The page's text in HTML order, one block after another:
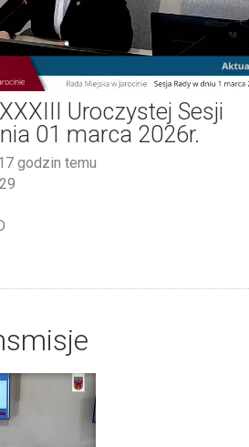
Video
Uroczystej Sesji
01 marca 2026r.
godzin temu